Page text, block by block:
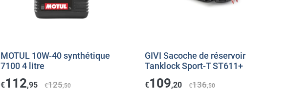
MOTUL 10W-40 synthétique
7100 4 litre
€112,95 €125,50
GIVI Sacoche de réservoir
Tanklock Sport-T ST611+
€109,20 €136,50